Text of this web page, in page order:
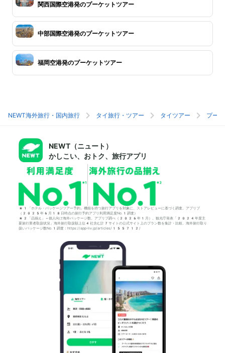
関西国際空港発のプーケットツアー
中部国際空港発のプーケットツアー
福岡空港発のプーケットツアー
NEWT海外旅行・国内旅行 タイ旅行・ツアー タイツアー プー
NEWT（ニュート）
かしこい、おトク、旅行アプリ
*1「ホテル・パッケージツアー予約」機能を持つ旅行アプリを対象に、ストアレビューに基づく調査。アプリブ
（2025年6月18日時点の旅行予約アプリ利用満足度No.1調査）
*2「品揃え」＝個人向け海外パッケージ数。アプリブ調べ（2026年1月）。観光庁発表「2024年度主
要旅行業者取扱状況」海外旅行取扱額上位4社含む計7サイトの公式サイト上のプラン数を集計・比較。海外旅行取り
扱いパッケージ数No.1調査：https://app-liv.jp/articles/155712/